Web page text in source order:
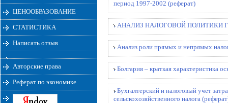
ЦЕНООБРАЗОВАНИЕ
СТАТИСТИКА
Написать отзыв
Авторские права
Реферат по экономике
период 1997-2002 (реферат)
АНАЛИЗ НАЛОГОВОЙ ПОЛИТИКИ
Анализ роли прямых и непрямых
Болгария – краткая характеристика
Бухгалтерский и налоговый учет
сельскохозяйственного налога